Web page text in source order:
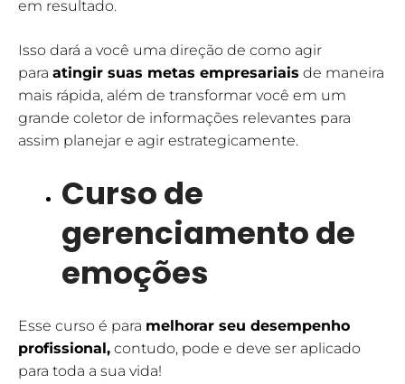
em resultado.
Isso dará a você uma direção de como agir
para atingir suas metas empresariais de maneira
mais rápida, além de transformar você em um
grande coletor de informações relevantes para
assim planejar e agir estrategicamente.
Curso de
gerenciamento de
emoções
Esse curso é para melhorar seu desempenho
profissional, contudo, pode e deve ser aplicado
para toda a sua vida!